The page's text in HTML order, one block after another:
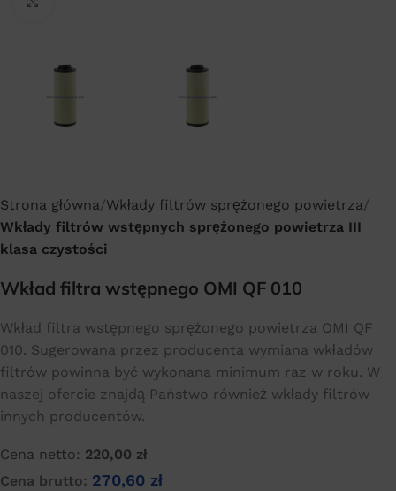
Strona główna Wkłady filtrów sprężonego powietrza
Wkłady filtrów wstępnych sprężonego powietrza III
klasa czystości
Wkład filtra wstępnego OMI QF 010
Wkład filtra wstępnego sprężonego powietrza OMI QF
010. Sugerowana przez producenta wymiana wkładów
filtrów powinna być wykonana minimum raz w roku. W
naszej ofercie znajdą Państwo również wkłady filtrów
innych producentów.
Cena netto: 220,00 zł
Cena brutto: 270,60 zł